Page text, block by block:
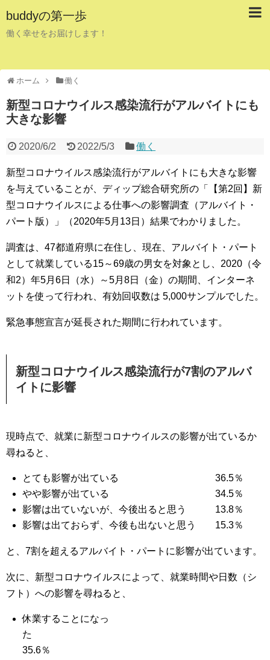
buddyの第一歩
働く幸せをお届けします！
ホーム 働く
新型コロナウイルス感染流行がアルバイトにも
大きな影響
2020/6/2 2022/5/3 働く
新型コロナウイルス感染流行がアルバイトにも大きな影響
を与えていることが、ディップ総合研究所の「【第2回】新
型コロナウイルスによる仕事への影響調査（アルバイト・
パート版）」（2020年5月13日）結果でわかりました。
調査は、47都道府県に在住し、現在、アルバイト・パート
として就業している15～69歳の男女を対象とし、2020（令
和2）年5月6日（水）～5月8日（金）の期間、インターネ
ットを使って行われ、有効回収数は 5,000サンプルでした。
緊急事態宣言が延長された期間に行われています。
新型コロナウイルス感染流行が7割のアルバ
イトに影響
現時点で、就業に新型コロナウイルスの影響が出ているか
尋ねると、
とても影響が出ている 36.5％
やや影響が出ている 34.5％
影響は出ていないが、今後出ると思う 13.8％
影響は出ておらず、今後も出ないと思う 15.3％
と、7割を超えるアルバイト・パートに影響が出ています。
次に、新型コロナウイルスによって、就業時間や日数（シ
フト）への影響を尋ねると、
休業することになっ
た
35.6％